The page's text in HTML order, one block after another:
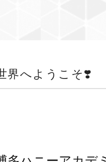
界へようこそ❣️